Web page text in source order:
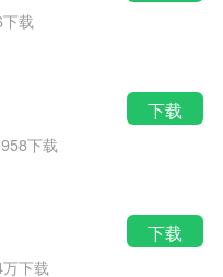
载
下载
下载
下载
下载